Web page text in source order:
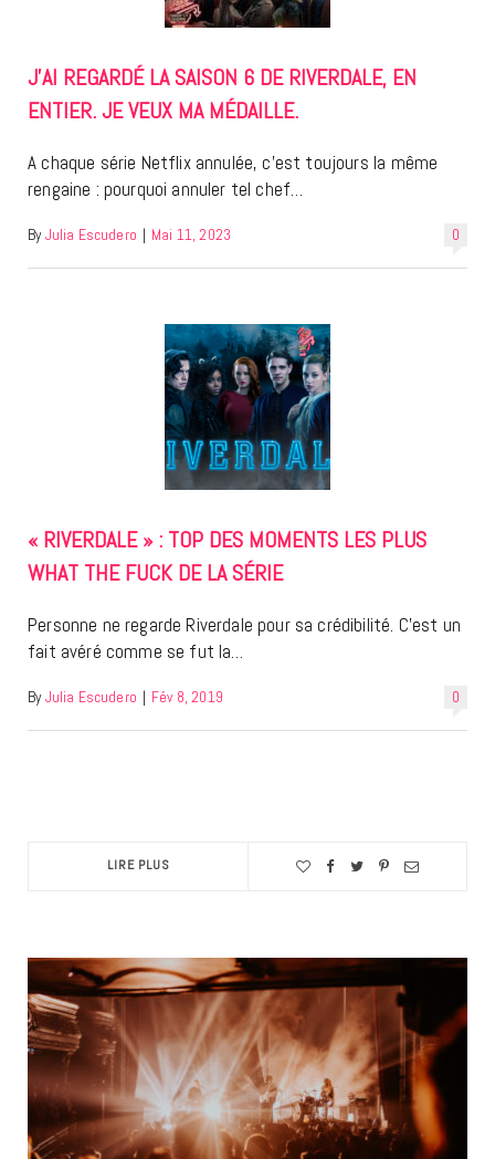
J’AI REGARDÉ LA SAISON 6 DE RIVERDALE, EN
ENTIER. JE VEUX MA MÉDAILLE.
A chaque série Netflix annulée, c’est toujours la même
rengaine : pourquoi annuler tel chef…
0
By Julia Escudero | Mai 11, 2023
« RIVERDALE » : TOP DES MOMENTS LES PLUS
WHAT THE FUCK DE LA SÉRIE
Personne ne regarde Riverdale pour sa crédibilité. C’est un
fait avéré comme se fut la…
0
By Julia Escudero | Fév 8, 2019
LIRE PLUS